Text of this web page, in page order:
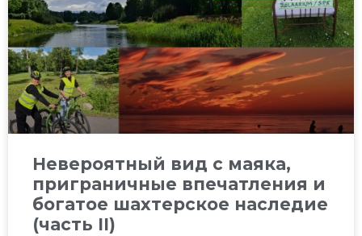
Невероятный вид с маяка,
приграничные впечатления и
богатое шахтерское наследие
(часть II)